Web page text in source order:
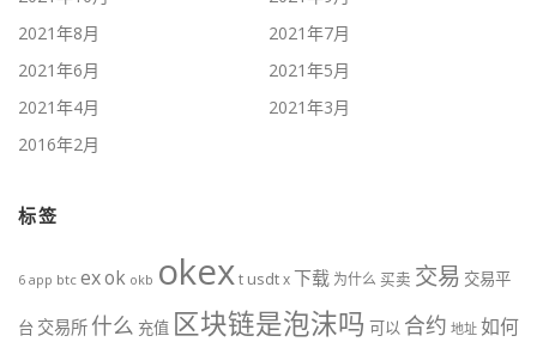
2021年8月
2021年7月
2021年6月
2021年5月
2021年4月
2021年3月
2016年2月
标签
6 app btc exok okb okext usdtx下载 为什么 买卖 交易 交易平
台 交易所 什么 充值 区块链是泡沫吗 可以 合约 地址 如何